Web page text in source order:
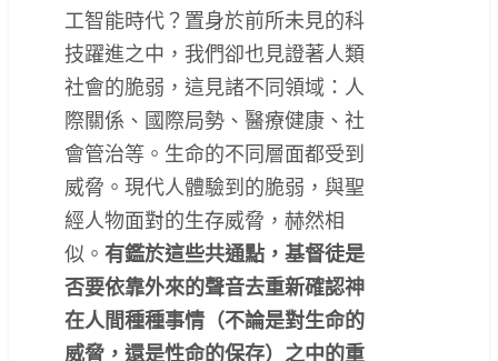
工智能時代？置身於前所未見的科
技躍進之中，我們卻也見證著人類
社會的脆弱，這見諸不同領域：人
際關係、國際局勢、醫療健康、社
會管治等。生命的不同層面都受到
威脅。現代人體驗到的脆弱，與聖
經人物面對的生存威脅，赫然相
似。 有鑑於這些共通點，基督徒是
否要依靠外來的聲音去重新確認神
在人間種種事情（不論是對生命的
威脅，還是性命的保存）之中的重